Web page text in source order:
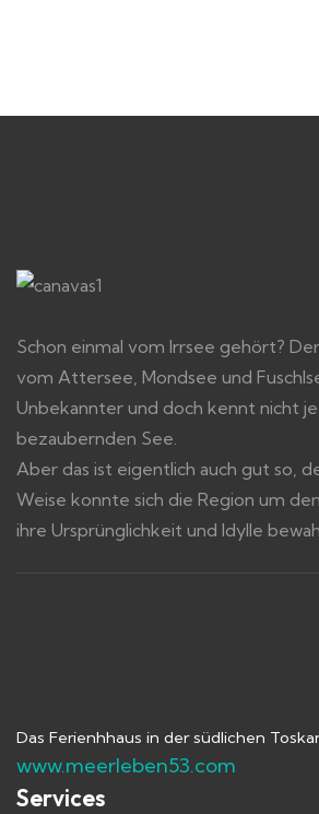
Schon einmal vom Irrsee gehört?
vom Attersee, Mondsee und
Unbekannter und doch kennt nicht
bezaubernden See.
Aber das ist eigentlich auch gut so,
Weise konnte sich die Region um
ihre Ursprünglichkeit und Idylle
Das Ferienhhaus in der südlichen
www.meerleben53.com
Services